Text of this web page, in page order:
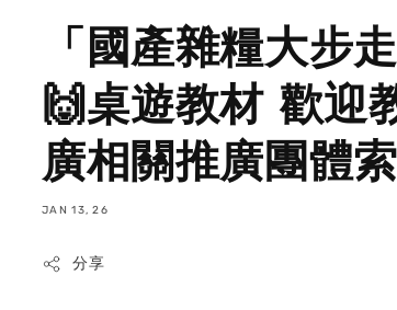
「國產雜糧大步
🙌桌遊教材 歡迎
廣相關推廣團體
JAN 13, 26
分享